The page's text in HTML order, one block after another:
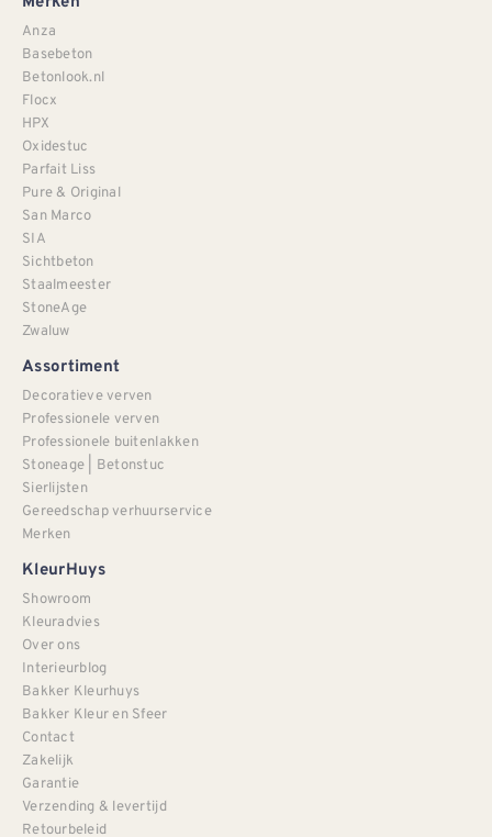
Anza
Basebeton
Betonlook.nl
Flocx
HPX
Oxidestuc
Parfait Liss
Pure & Original
San Marco
SIA
Sichtbeton
Staalmeester
StoneAge
Zwaluw
Assortiment
Decoratieve verven
Professionele verven
Professionele buitenlakken
Stoneage | Betonstuc
Sierlijsten
Gereedschap verhuurservice
Merken
KleurHuys
Showroom
Kleuradvies
Over ons
Interieurblog
Bakker Kleurhuys
Bakker Kleur en Sfeer
Contact
Zakelijk
Garantie
Verzending & levertijd
Retourbeleid